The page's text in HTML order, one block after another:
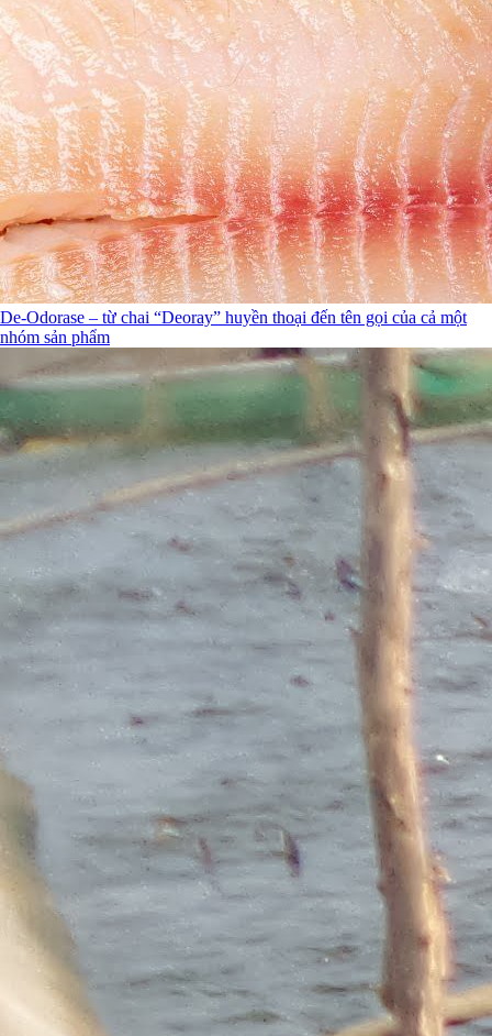
De-Odorase – từ chai “Deoray” huyền thoại đến tên gọi của cả một
nhóm sản phẩm